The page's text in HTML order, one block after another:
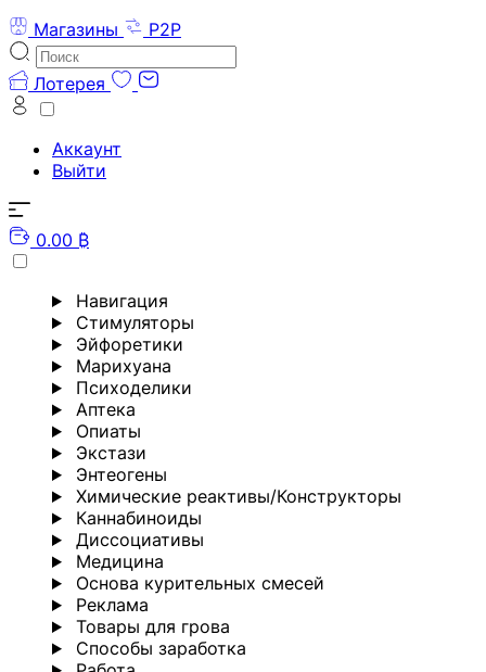
Магазины
P2P
Лотерея
Аккаунт
Выйти
0.00 ₿
Навигация
Стимуляторы
Эйфоретики
Марихуана
Психоделики
Аптека
Опиаты
Экстази
Энтеогены
Химические реактивы/Конструкторы
Каннабиноиды
Диссоциативы
Медицина
Основа курительных смесей
Реклама
Товары для грова
Способы заработка